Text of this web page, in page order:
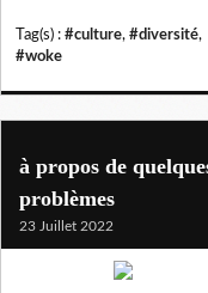
Tag(s) : #culture, #diversité,
#woke
à propos de
problèmes
23 Juillet 2022